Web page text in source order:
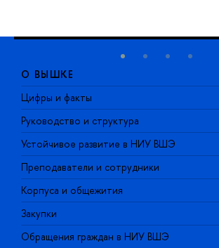
О ВЫШКЕ
Цифры и факты
Руководство и структура
Устойчивое развитие в НИУ ВШЭ
Преподаватели и сотрудники
Корпуса и общежития
Закупки
Обращения граждан в НИУ ВШЭ